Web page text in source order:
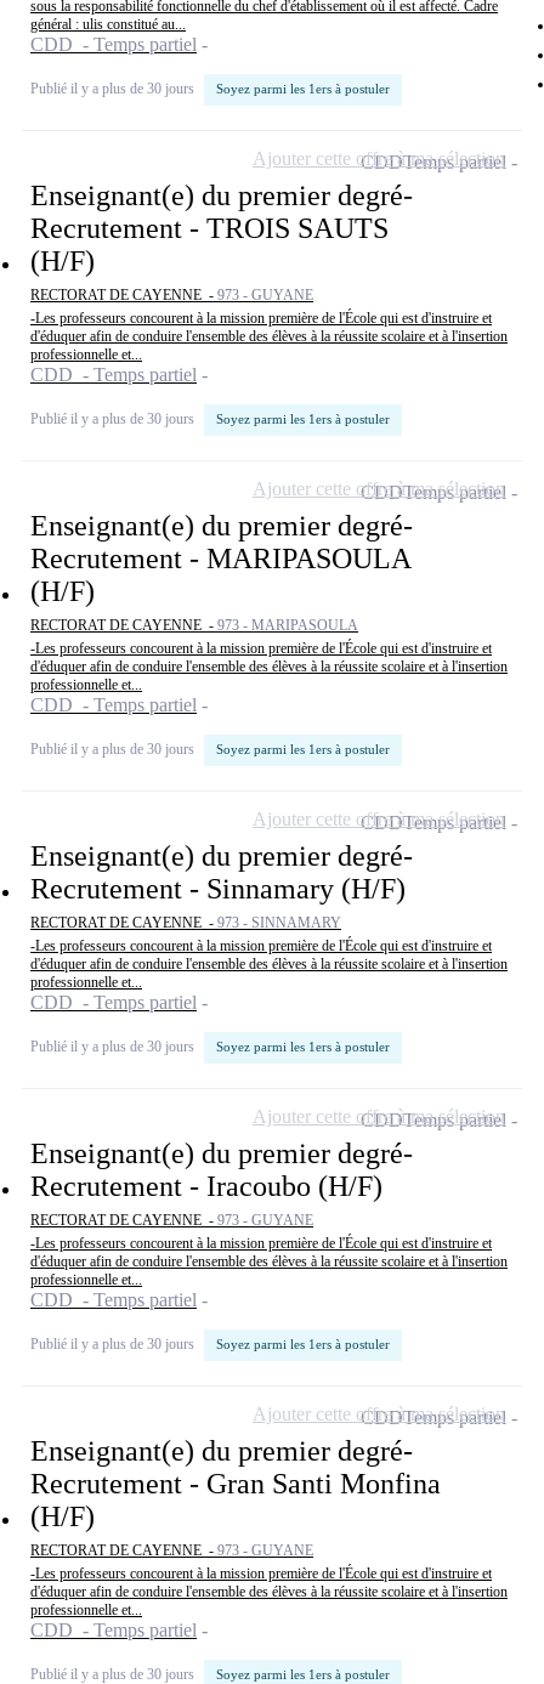
sous la responsabilité fonctionnelle du chef d'établissement où il est affecté. Cadre
général : ulis constitué au...
CDD - Temps partiel
Publié il y a plus de 30 jours Soyez parmi les 1ers à postuler
Enseignant(e) du premier degré-
Recrutement - TROIS SAUTS
(H/F)
RECTORAT DE CAYENNE - 973 - GUYANE
-Les professeurs concourent à la mission première de l'École qui est d'instruire et
d'éduquer afin de conduire l'ensemble des élèves à la réussite scolaire et à l'insertion
professionnelle et...
CDD - Temps partiel
Publié il y a plus de 30 jours Soyez parmi les 1ers à postuler
CDDTemps partiel
Ajouter cette offre à ma sélection
Enseignant(e) du premier degré-
Recrutement - MARIPASOULA
(H/F)
RECTORAT DE CAYENNE - 973 - MARIPASOULA
-Les professeurs concourent à la mission première de l'École qui est d'instruire et
d'éduquer afin de conduire l'ensemble des élèves à la réussite scolaire et à l'insertion
professionnelle et...
CDD - Temps partiel
Publié il y a plus de 30 jours Soyez parmi les 1ers à postuler
CDDTemps partiel
Ajouter cette offre à ma sélection
Enseignant(e) du premier degré-
Recrutement - Sinnamary (H/F)
RECTORAT DE CAYENNE - 973 - SINNAMARY
-Les professeurs concourent à la mission première de l'École qui est d'instruire et
d'éduquer afin de conduire l'ensemble des élèves à la réussite scolaire et à l'insertion
professionnelle et...
CDD - Temps partiel
Publié il y a plus de 30 jours Soyez parmi les 1ers à postuler
CDDTemps partiel
Ajouter cette offre à ma sélection
Enseignant(e) du premier degré-
Recrutement - Iracoubo (H/F)
RECTORAT DE CAYENNE - 973 - GUYANE
-Les professeurs concourent à la mission première de l'École qui est d'instruire et
d'éduquer afin de conduire l'ensemble des élèves à la réussite scolaire et à l'insertion
professionnelle et...
CDD - Temps partiel
Publié il y a plus de 30 jours Soyez parmi les 1ers à postuler
CDDTemps partiel
Ajouter cette offre à ma sélection
Enseignant(e) du premier degré-
Recrutement - Gran Santi Monfina
(H/F)
RECTORAT DE CAYENNE - 973 - GUYANE
-Les professeurs concourent à la mission première de l'École qui est d'instruire et
d'éduquer afin de conduire l'ensemble des élèves à la réussite scolaire et à l'insertion
professionnelle et...
CDD - Temps partiel
Publié il y a plus de 30 jours Soyez parmi les 1ers à postuler
CDDTemps partiel
Ajouter cette offre à ma sélection